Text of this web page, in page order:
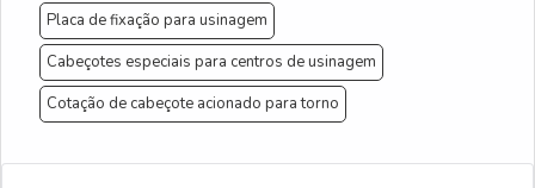
Placa de fixação para usinagem
Cabeçotes especiais para centros de usinagem
Cotação de cabeçote acionado para torno